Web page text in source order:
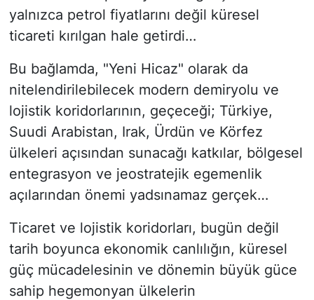
yalnızca petrol fiyatlarını değil küresel
ticareti kırılgan hale getirdi…
Bu bağlamda, "Yeni Hicaz" olarak da
nitelendirilebilecek modern demiryolu ve
lojistik koridorlarının, geçeceği; Türkiye,
Suudi Arabistan, Irak, Ürdün ve Körfez
ülkeleri açısından sunacağı katkılar, bölgesel
entegrasyon ve jeostratejik egemenlik
açılarından önemi yadsınamaz gerçek…
Ticaret ve lojistik koridorları, bugün değil
tarih boyunca ekonomik canlılığın, küresel
güç mücadelesinin ve dönemin büyük güce
sahip hegemonyan ülkelerin